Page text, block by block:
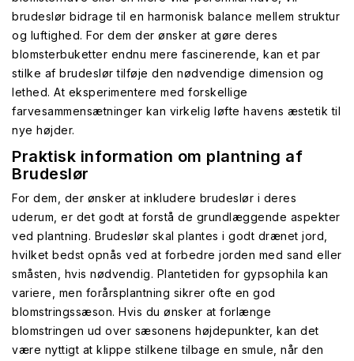
brudeslør bidrage til en harmonisk balance mellem struktur
og luftighed. For dem der ønsker at gøre deres
blomsterbuketter endnu mere fascinerende, kan et par
stilke af brudeslør tilføje den nødvendige dimension og
lethed. At eksperimentere med forskellige
farvesammensætninger kan virkelig løfte havens æstetik til
nye højder.
Praktisk information om plantning af
Brudeslør
For dem, der ønsker at inkludere brudeslør i deres
uderum, er det godt at forstå de grundlæggende aspekter
ved plantning. Brudeslør skal plantes i godt drænet jord,
hvilket bedst opnås ved at forbedre jorden med sand eller
småsten, hvis nødvendig. Plantetiden for gypsophila kan
variere, men forårsplantning sikrer ofte en god
blomstringssæson. Hvis du ønsker at forlænge
blomstringen ud over sæsonens højdepunkter, kan det
være nyttigt at klippe stilkene tilbage en smule, når den